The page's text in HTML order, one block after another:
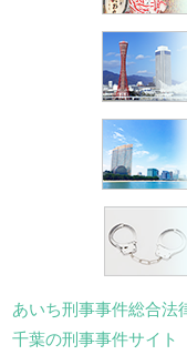
あいち刑事事件総合法
千葉の刑事事件サイト